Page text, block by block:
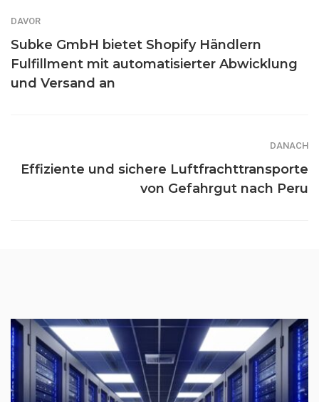
DAVOR
Subke GmbH bietet Shopify Händlern
Fulfillment mit automatisierter Abwicklung
und Versand an
DANACH
Effiziente und sichere Luftfrachttransporte
von Gefahrgut nach Peru